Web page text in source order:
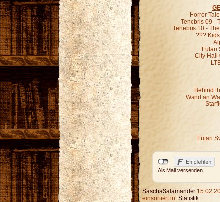
Horror
Tenebris 09 -
Tenebris 10 -
???
Futari
City Hall
Behind
Wand an
Futari
Als Mail versenden
SaschaSalamander
einsortiert in: Statistik